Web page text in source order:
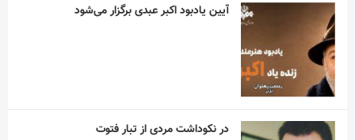
آیین یادبود اکبر عبدی برگزار می‌شود
در نکوداشت مردی از تبار فتوت